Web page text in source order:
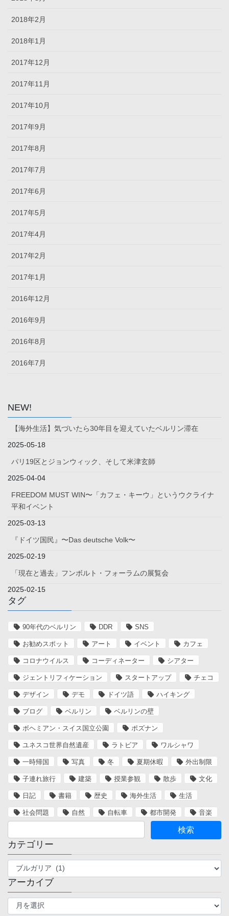
2018年2月
2018年1月
2017年12月
2017年11月
2017年10月
2017年9月
2017年8月
2017年7月
2017年6月
2017年5月
2017年4月
2017年2月
2017年1月
2016年12月
2016年9月
2016年8月
2016年7月
NEW!
【海外生活】気づいたら30年目を迎えていたベルリン滞在
2025-05-18
パリ19区とジョンウィック、そして米津玄師
2025-04-04
FREEDOM MUST WIN〜「カフェ・キーウ」というウクライナ
平和イベント
2025-03-13
『ドイツ国民』〜Das deutsche Volk〜
2025-02-19
「現在と過去」フンボルト・フォーラムの展覧会
2025-02-15
タグ
90年代のベルリン DDR SNS
お勧めスポット アート イベント カフェ
コロナウイルス コーディネーター シアター
ジェントリフィケーション スタートアップ チェコ
デザイン デモ ドイツ語 ハイキング
ブログ ベルリン ベルリンの壁
ボヘミアン・スイス国立公園 ポズナン
ユネスコ世界自然遺産 ラトビア ワルシャワ
一時帰国 写真 冬 夏期休暇 外出制限
子連れ旅行 建築 授業参観 散歩 文化
日記 書籍 歴史 海外生活 生活
社会問題 自然 自転車 都市開発 音楽
カテゴリー
テ
ゴ
リ
アーカイブ
ア